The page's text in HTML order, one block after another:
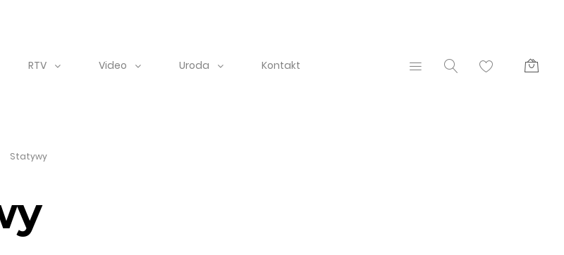
RTV Video Uroda Kontakt
Statywy